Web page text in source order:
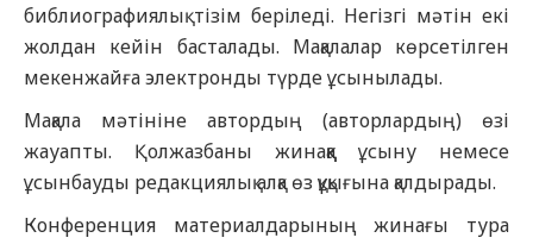
библиографиялық тізім беріледі. Негізгі мәтін екі
жолдан кейін басталады. Мақалалар көрсетілген
мекенжайға электронды түрде ұсынылады.
Мақала мәтініне автордың (авторлардың) өзі
жауапты. Қолжазбаны жинаққа ұсыну немесе
ұсынбауды редакциялық алқа өз құқығына қалдырады.
Конференция материалдарының жинағы тура